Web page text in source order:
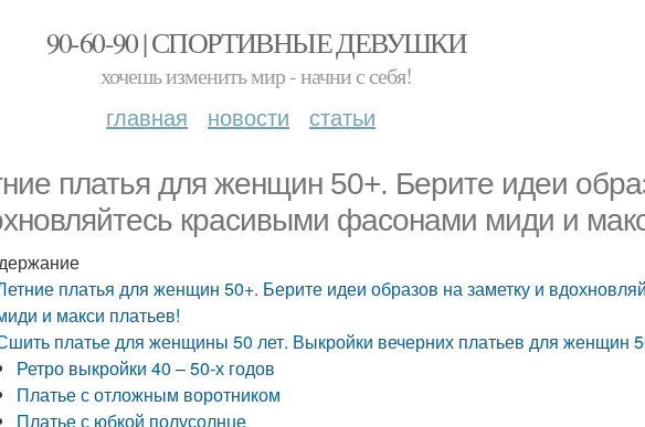
90-60-90 | СПОРТИВНЫЕ ДЕВУШКИ
хочешь изменить мир - начни с себя!
главная новости статьи
платья для женщин 50+. Берите идеи
красивыми фасонами миди и
платья для женщин 50+. Берите идеи образов на заметку и
и макси платьев!
платье для женщины 50 лет. Выкройки вечерних платьев для женщин
Ретро выкройки 40 – 50-х годов
Платье с отложным воротником
Платье с юбкой полусолнце